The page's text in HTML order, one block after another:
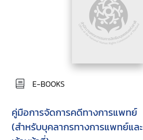
E-BOOKS
คู่มือการจัดการคดีทางการแพทย์
(สำหรับบุคลากรทางการแพทย์และ